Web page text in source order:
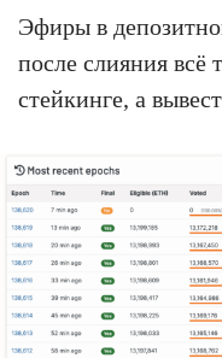
Эфиры в
после слияния всё
стейкинге, а